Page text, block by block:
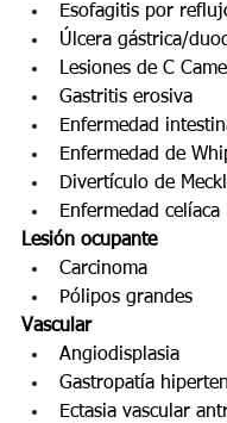
Esofagitis por
Úlcera gástrica/
Lesiones de C
Gastritis erosiva
Enfermedad
Enfermedad de
Divertículo de
Enfermedad celíaca
Lesión ocupante
Carcinoma
Pólipos grandes
Vascular
Angiodisplasia
Gastropatía
Ectasia vascular